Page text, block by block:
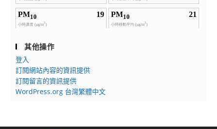
其他操作
登入
訂閱網站內容的資訊提供
訂閱留言的資訊提供
WordPress.org 台灣繁體中文